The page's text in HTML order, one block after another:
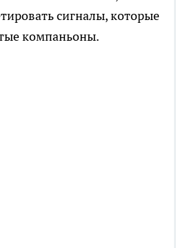
сигналы, которые
компаньоны.